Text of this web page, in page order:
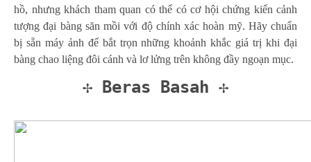
hồ, nhưng khách tham quan có thể có cơ hội chứng kiến cảnh
tượng đại bàng săn mồi với độ chính xác hoàn mỹ. Hãy chuẩn
bị sẵn máy ảnh để bắt trọn những khoảnh khắc giá trị khi đại
bàng chao liệng đôi cánh và lơ lửng trên không đầy ngoạn mục.
✢ Beras Basah ✢